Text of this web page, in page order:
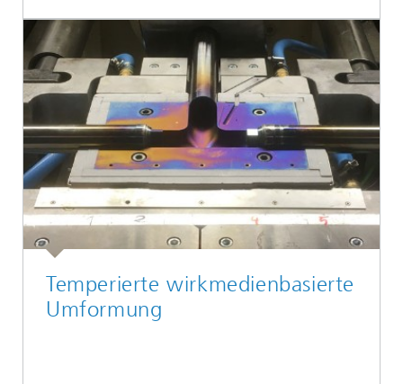
Temperierte wirkmedienbasierte
Umformung